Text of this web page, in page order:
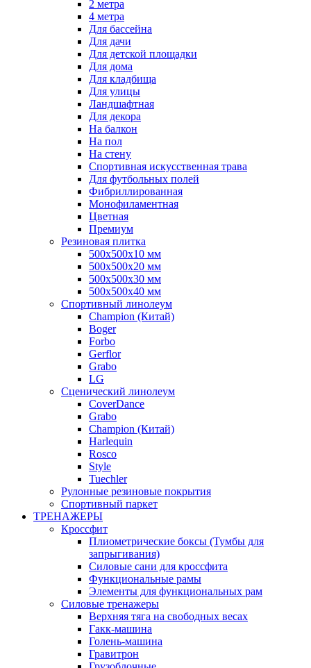
2 метра
4 метра
Для бассейна
Для дачи
Для детской площадки
Для дома
Для кладбища
Для улицы
Ландшафтная
Для декора
На балкон
На пол
На стену
Спортивная искусственная трава
Для футбольных полей
Фибриллированная
Монофиламентная
Цветная
Премиум
Резиновая плитка
500х500х10 мм
500х500х20 мм
500х500х30 мм
500х500х40 мм
Спортивный линолеум
Champion (Китай)
Boger
Forbo
Gerflor
Grabo
LG
Сценический линолеум
CoverDance
Grabo
Champion (Китай)
Harlequin
Rosco
Style
Tuechler
Рулонные резиновые покрытия
Спортивный паркет
ТРЕНАЖЕРЫ
Кроссфит
Плиометрические боксы (Тумбы для
запрыгивания)
Силовые сани для кроссфита
Функциональные рамы
Элементы для функциональных рам
Силовые тренажеры
Верхняя тяга на свободных весах
Гакк-машина
Голень-машина
Гравитрон